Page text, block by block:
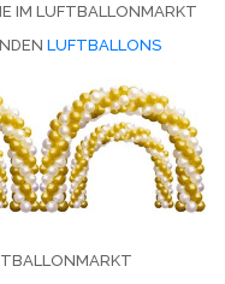
IM LUFTBALLONMARKT
LUFTBALLONS